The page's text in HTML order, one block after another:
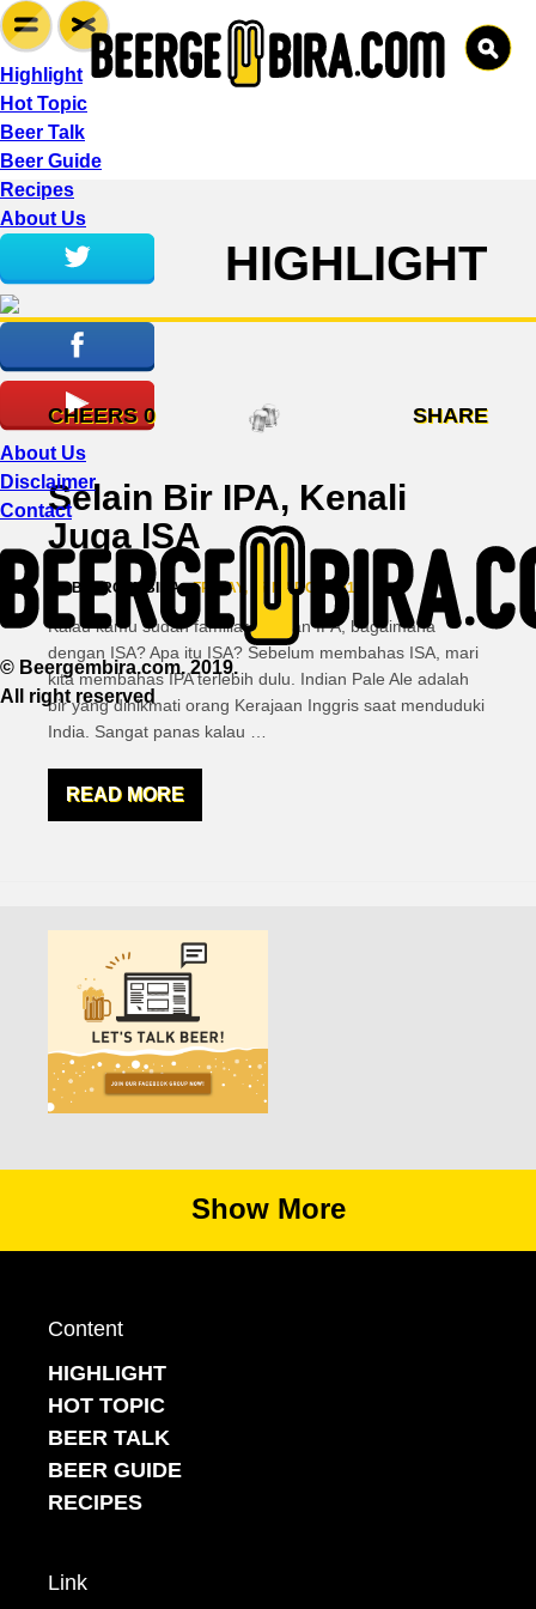
Highlight
Hot Topic
Beer Talk
Beer Guide
Recipes
About Us
About Us
Disclaimer
Contact
© Beergembira.com. 2019.
All right reserved
HIGHLIGHT
CHEERS 0 SHARE
Selain Bir IPA, Kenali
Juga ISA
BYBEERGEMBIRA• FRIDAY, 17 MARCH 2017
Kalau kamu sudah familiar dengan IPA, bagaimana
dengan ISA? Apa itu ISA? Sebelum membahas ISA, mari
kita membahas IPA terlebih dulu. Indian Pale Ale adalah
bir yang dinikmati orang Kerajaan Inggris saat menduduki
India. Sangat panas kalau
READ MORE
Show More
Content
HIGHLIGHT
HOT TOPIC
BEER TALK
BEER GUIDE
RECIPES
Link